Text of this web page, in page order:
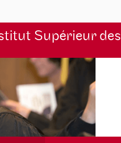
Supérieur des